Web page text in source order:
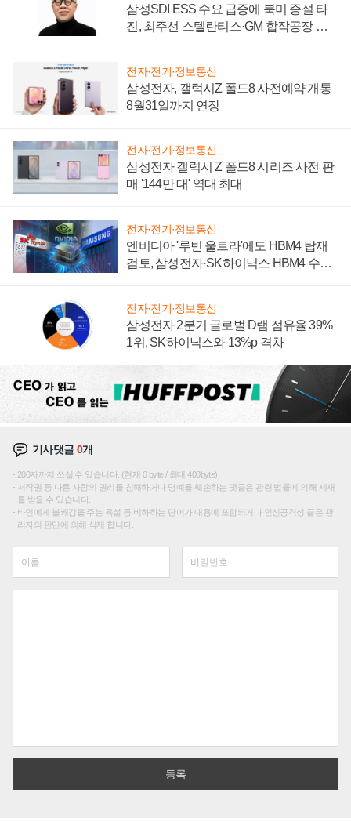
삼성SDI ESS 수요 급증에 북미 증설 타
진, 최주선 스텔란티스·GM 합작공장 건
전자·전기·정보통신
삼성전자, 갤럭시Z 폴드8 사전예약 개통
8월31일까지 연장
전자·전기·정보통신
삼성전자 갤럭시 Z 폴드8 시리즈 사전 판
매 '144만 대' 역대 최대
전자·전기·정보통신
엔비디아 '루빈 울트라'에도 HBM4 탑재
검토, 삼성전자·SK하이닉스 HBM4 수율
전자·전기·정보통신
삼성전자 2분기 글로벌 D램 점유율 39%
1위, SK하이닉스와 13%p 격차
기사댓글0개
200자까지 쓰실 수 있습니다. (현재 0 byte / 최대 400byte)
저작권 등 다른 사람의 권리를 침해하거나 명예를 훼손하는 댓글은 관련 법률에 의해 제재
를 받을 수 있습니다.
타인에게 불쾌감을 주는 욕설 등 비하하는 단어가 내용에 포함되거나 인신공격성 글은 관
리자의 판단에 의해 삭제 합니다.